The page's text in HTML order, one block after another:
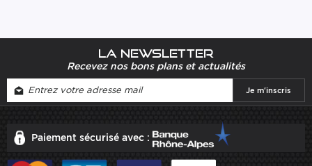
La newsletter
Recevez nos bons plans et actualités
Paiement sécurisé avec :